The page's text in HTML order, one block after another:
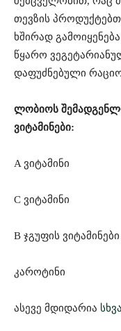
თევზის
ხშირად
წყარო
დაფუძნებული
ლობიოს
ვიტამინები:
A ვიტამინი
C ვიტამინი
B ჯგუფის ვიტამინები
კაროტინი
ასევე მდიდარია